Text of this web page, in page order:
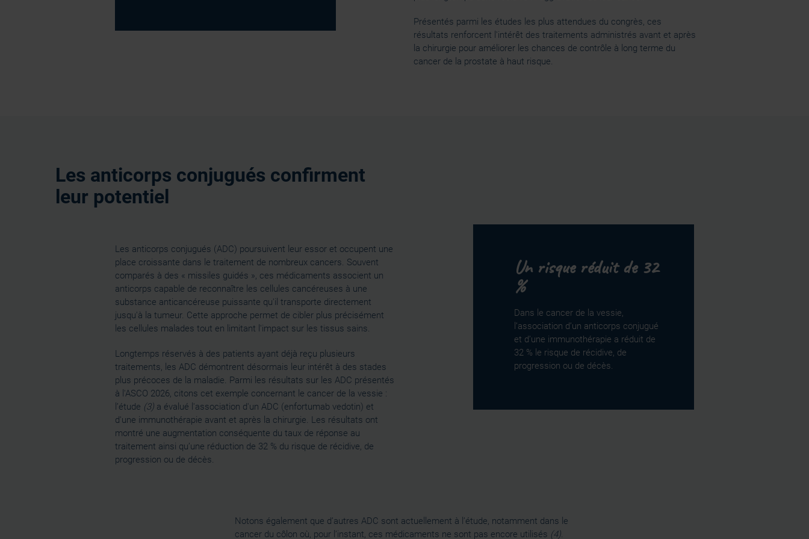
Présentés parmi les études les plus attendues du congrès, ces
résultats renforcent l'intérêt des traitements administrés avant et après
la chirurgie pour améliorer les chances de contrôle à long terme du
cancer de la prostate à haut risque.
Les anticorps conjugués confirment
leur potentiel
Les anticorps conjugués (ADC) poursuivent leur essor et occupent une
place croissante dans le traitement de nombreux cancers. Souvent
comparés à des « missiles guidés », ces médicaments associent un
anticorps capable de reconnaître les cellules cancéreuses à une
substance anticancéreuse puissante qu'il transporte directement
jusqu'à la tumeur. Cette approche permet de cibler plus précisément
les cellules malades tout en limitant l'impact sur les tissus sains.
Longtemps réservés à des patients ayant déjà reçu plusieurs
traitements, les ADC démontrent désormais leur intérêt à des stades
plus précoces de la maladie. Parmi les résultats sur les ADC présentés
à l'ASCO 2026, citons cet exemple concernant le cancer de la vessie :
l’étude (3) a évalué l'association d'un ADC (enfortumab vedotin) et
d'une immunothérapie avant et après la chirurgie. Les résultats ont
montré une augmentation conséquente du taux de réponse au
traitement ainsi qu’une réduction de 32 % du risque de récidive, de
progression ou de décès.
Un risque réduit de 32
%
Dans le cancer de la vessie,
l’association d’un anticorps conjugué
et d’une immunothérapie a réduit de
32 % le risque de récidive, de
progression ou de décès.
Notons également que d’autres ADC sont actuellement à l’étude, notamment dans le
cancer du côlon où, pour l’instant, ces médicaments ne sont pas encore utilisés (4).